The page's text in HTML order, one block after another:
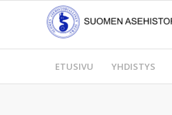
ETUSIVU YHDISTYS